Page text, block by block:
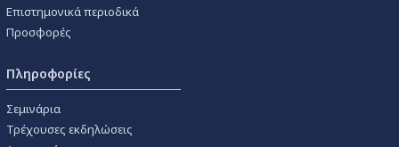
Επιστημονικά περιοδικά
Προσφορές
Πληροφορίες
Σεμινάρια
Τρέχουσες εκδηλώσεις